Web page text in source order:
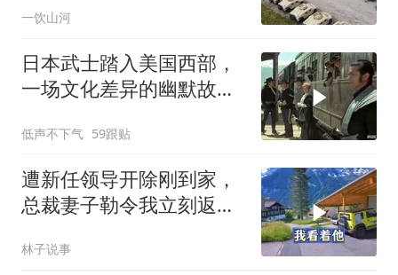
眼瞎
一饮山河
日本武士踏入美国西部，
一场文化差异的幽默故事
低声不下气 59跟贴
遭新任领导开除刚到家，
总裁妻子勒令我立刻返
林子说事